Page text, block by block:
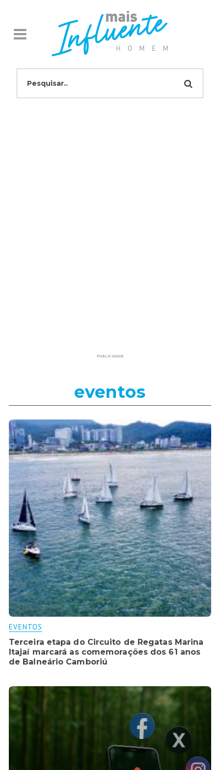
PUBLICIDADE
eventos
EVENTOS
Terceira etapa do Circuito de Regatas Marina
Itajaí marcará as comemorações dos 61 anos
de Balneário Camboriú